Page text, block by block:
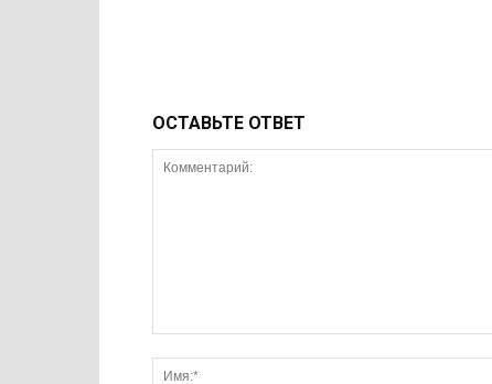
ОСТАВЬТЕ ОТВЕТ